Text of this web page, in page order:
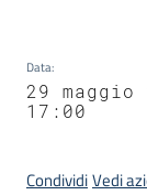
Data:
29 maggio
17:00
CondividiVedi